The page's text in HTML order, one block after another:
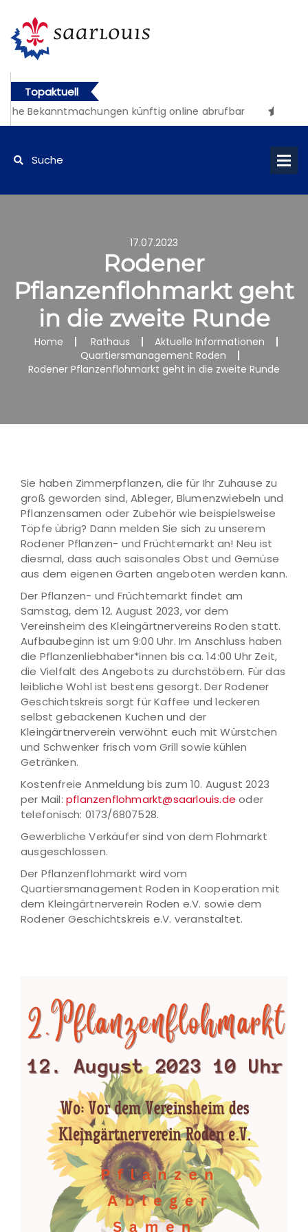
Topaktuell
Bekanntmachungen künftig online abrufbar
17.07.2023
Rodener
Pflanzenflohmarkt geht
in die zweite Runde
Home Rathaus
Aktuelle Informationen
Quartiersmanagement Roden
Rodener Pflanzenflohmarkt geht in die zweite Runde
Sie haben Zimmerpflanzen, die für Ihr Zuhause zu
groß geworden sind, Ableger, Blumenzwiebeln und
Pflanzensamen oder Zubehör wie beispielsweise
Töpfe übrig? Dann melden Sie sich zu unserem
Rodener Pflanzen- und Früchtemarkt an! Neu ist
diesmal, dass auch saisonales Obst und Gemüse
aus dem eigenen Garten angeboten werden kann.
Der Pflanzen- und Früchtemarkt findet am
Samstag, dem 12. August 2023, vor dem
Vereinsheim des Kleingärtnervereins Roden statt.
Aufbaubeginn ist um 9:00 Uhr. Im Anschluss haben
die Pflanzenliebhaber*innen bis ca. 14:00 Uhr Zeit,
die Vielfalt des Angebots zu durchstöbern. Für das
leibliche Wohl ist bestens gesorgt. Der Rodener
Geschichtskreis sorgt für Kaffee und leckeren
selbst gebackenen Kuchen und der
Kleingärtnerverein verwöhnt euch mit Würstchen
und Schwenker frisch vom Grill sowie kühlen
Getränken.
Kostenfreie Anmeldung bis zum 10. August 2023
per Mail: pflanzenflohmarkt@saarlouis.de oder
telefonisch: 0173/6807528.
Gewerbliche Verkäufer sind von dem Flohmarkt
ausgeschlossen.
Der Pflanzenflohmarkt wird vom
Quartiersmanagement Roden in Kooperation mit
dem Kleingärtnerverein Roden e.V. sowie dem
Rodener Geschichtskreis e.V. veranstaltet.